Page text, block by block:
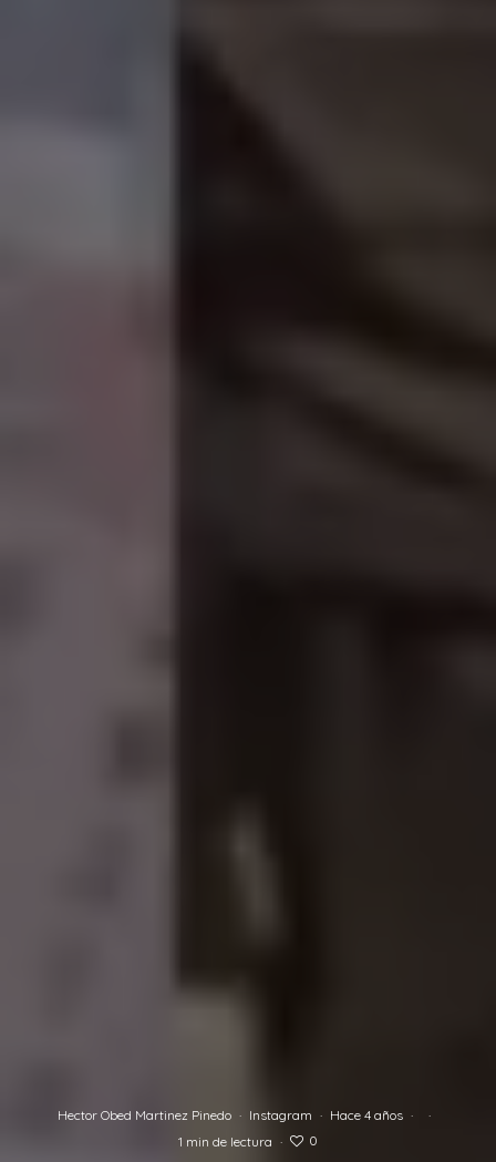
Hector Obed Martinez Pinedo · Instagram · Hace 4 años ·
·
1 min de lectura · 0